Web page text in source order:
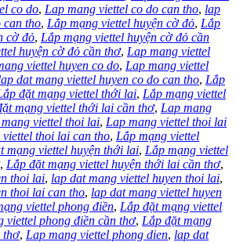
co do, Lap mang viettel co do can tho, lap
can tho, Lắp mạng viettel huyện cờ đỏ, Lắp
cờ đỏ, Lắp mạng viettel huyện cờ đỏ cần
huyện cờ đỏ cần thơ, Lap mang viettel
viettel huyen co do, Lap mang viettel
dat mang viettel huyen co do can tho, Lắp
đặt mạng viettel thới lai, Lắp mạng viettel
mạng viettel thới lai cần thơ, Lap mang
viettel thoi lai, Lap mang viettel thoi lai
viettel thoi lai can tho, Lắp mạng viettel
mạng viettel huyện thới lai, Lắp mạng viettel
, Lắp đặt mạng viettel huyện thới lai cần thơ,
thoi lai, lap dat mang viettel huyen thoi lai,
thoi lai can tho, lap dat mang viettel huyen
viettel phong điền, Lắp đặt mạng viettel
viettel phong điền cần thơ, Lắp đặt mạng
thơ, Lap mang viettel phong dien, lap dat